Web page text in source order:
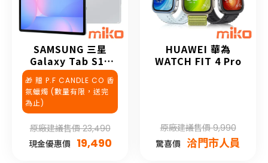
SAMSUNG 三星
Galaxy Tab S10
FE+
🎁 贈 P.F CANDLE CO 香
氛蠟燭 (數量有限，送完
為止)
原廠建議售價 23,490
現金優惠價 19,490
HUAWEI 華為
WATCH FIT 4 Pro
原廠建議售價 9,990
驚喜價 洽門市人員